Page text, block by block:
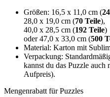
Größen: 16,5 x 11,0 cm (
28,0 x 19,0 cm (70 Teile),
40,0 x 28,5 cm (192 Teile)
oder 47,0 x 33,0 cm (500
Material: Karton mit
Verpackung:
kannst du das Puzzle auch
Aufpreis).
Mengenrabatt für Puzzles